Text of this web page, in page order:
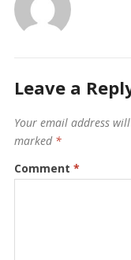
Leave a
Your email address
marked *
Comment *